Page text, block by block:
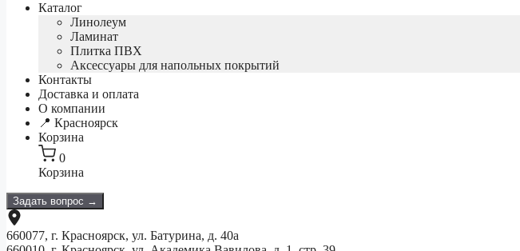
Каталог
Линолеум
Ламинат
Плитка ПВХ
Аксессуары для напольных покрытий
Контакты
Доставка и оплата
О компании
📍 Красноярск
Корзина
0
Корзина
Задать вопрос →
660077, г. Красноярск, ул. Батурина, д. 40а